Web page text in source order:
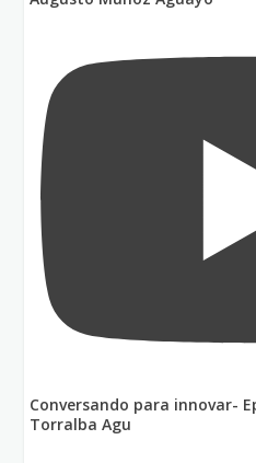
Conversando para innovar-
Torralba Agu